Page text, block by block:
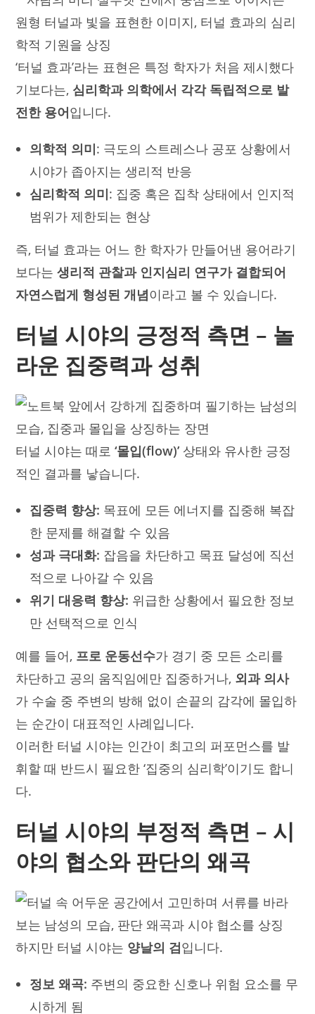
‘터널 효과’라는 표현은 특정 학자가 처음 제시했다
기보다는, 심리학과 의학에서 각각 독립적으로 발
전한 용어입니다.
의학적 의미: 극도의 스트레스나 공포 상황에서
시야가 좁아지는 생리적 반응
심리학적 의미: 집중 혹은 집착 상태에서 인지적
범위가 제한되는 현상
즉, 터널 효과는 어느 한 학자가 만들어낸 용어라기
보다는생리적 관찰과 인지심리 연구가 결합되어
자연스럽게 형성된 개념이라고 볼 수 있습니다.
터널 시야의 긍정적 측면 – 놀
라운 집중력과 성취
터널 시야는 때로‘몰입(flow)’상태와 유사한 긍정
적인 결과를 낳습니다.
집중력 향상: 목표에 모든 에너지를 집중해 복잡
한 문제를 해결할 수 있음
성과 극대화: 잡음을 차단하고 목표 달성에 직선
적으로 나아갈 수 있음
위기 대응력 향상: 위급한 상황에서 필요한 정보
만 선택적으로 인식
예를 들어, 프로 운동선수가 경기 중 모든 소리를
차단하고 공의 움직임에만 집중하거나, 외과 의사
가 수술 중 주변의 방해 없이 손끝의 감각에 몰입하
는 순간이 대표적인 사례입니다.
이러한 터널 시야는 인간이 최고의 퍼포먼스를 발
휘할 때 반드시 필요한 ‘집중의 심리학’이기도 합니
다.
터널 시야의 부정적 측면 – 시
야의 협소와 판단의 왜곡
하지만 터널 시야는 양날의 검입니다.
정보 왜곡: 주변의 중요한 신호나 위험 요소를 무
시하게 됨